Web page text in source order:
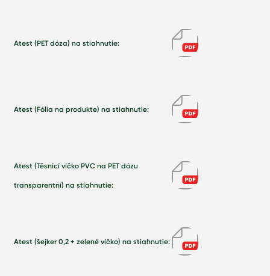
Atest (PET dóza) na stiahnutie:
Atest (Fólia na produkte) na stiahnutie:
Atest (Těsnící víčko PVC na PET dózu
transparentní) na stiahnutie:
Atest (šejker 0,2 + zelené víčko) na stiahnutie: